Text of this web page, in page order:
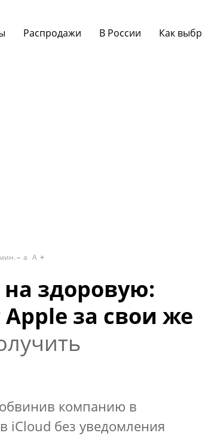
Распродажи В России Как
мин. a A
здоровую:
за свои же
компанию в
iCloud без уведомления